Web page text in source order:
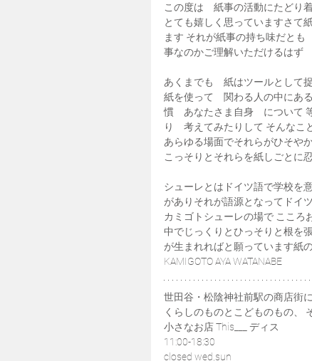
この度は　紙事の活動にたどり
とても嬉しく思っていますさて
ます それが紙事の持ち味だとも
事なのかご理解いただけるはず
あくまでも　紙はツールとして
紙を使って　関わる人の中にあ
慣　あなたさま自身　について
り　考えてみたりして そんな
あらゆる場面でそれらがひそや
こっそりとそれらを紙しごとに
シューレとはドイツ語で学校を
がありそれが語源となってドイ
カミゴトシューレの場で こころ
中でじっくりとひっそりと根を
が生まれればと願っています紙
KAMIGOTO AYA WATANABE​
世田谷・松陰神社前駅の商店街に
くらしのものとこどものもの、
小さなお店 This___ ディス
11:00-18:30
closed wed,sun